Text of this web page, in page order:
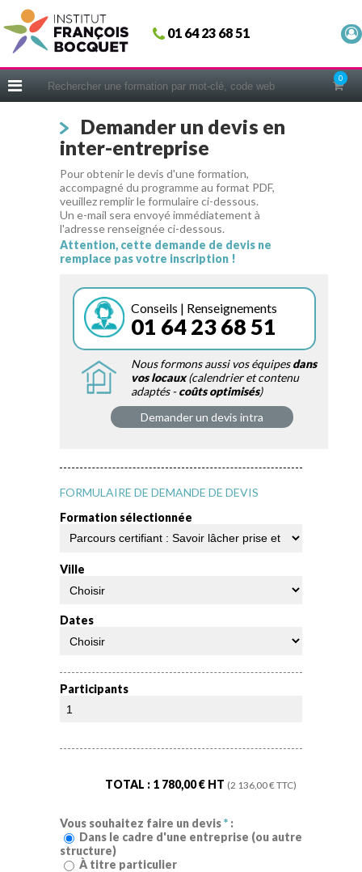
01 64 23 68 51
0
Fermer
ACCUEIL
CERIFICATIONS
INTRAS | SUR-MESURE
COACHING
EN PRATIQUE
NOUS CONNAÎTRE
CONSEILS MICRO-COACHING
WEBINAIRES
QUESTIONNAIRE GRATUIT
Demander un devis en
inter-entreprise
Pour obtenir le devis d'une formation,
accompagné du programme au format PDF,
veuillez remplir le formulaire ci-dessous.
Un e-mail sera envoyé immédiatement à
l'adresse renseignée ci-dessous.
Attention, cette demande de devis ne
remplace pas votre inscription !
Conseils | Renseignements
01 64 23 68 51
Nous formons aussi vos équipesdans
vos locaux(calendrier et contenu
adaptés -coûts optimisés)
Demander un devis intra
FORMULAIRE DE DEMANDE DE DEVIS
Formation sélectionnée
Ville
Dates
Participants
TOTAL : 1 780,00€ HT (2 136,00€ TTC)
Vous souhaitez faire un devis* :
Dans le cadre d'une entreprise (ou autre
structure)
À titre particulier